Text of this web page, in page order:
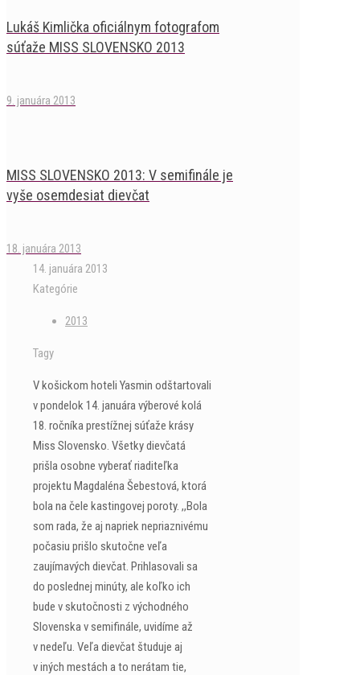
Lukáš Kimlička oficiálnym fotografom
súťaže MISS SLOVENSKO 2013
9. januára 2013
MISS SLOVENSKO 2013: V semifinále je
vyše osemdesiat dievčat
18. januára 2013
14. januára 2013
Kategórie
2013
Tagy
V košickom hoteli Yasmin odštartovali
v pondelok 14. januára výberové kolá
18. ročníka prestížnej súťaže krásy
Miss Slovensko. Všetky dievčatá
prišla osobne vyberať riaditeľka
projektu Magdaléna Šebestová, ktorá
bola na čele kastingovej poroty. ,,Bola
som rada, že aj napriek nepriaznivému
počasiu prišlo skutočne veľa
zaujímavých dievčat. Prihlasovali sa
do poslednej minúty, ale koľko ich
bude v skutočnosti z východného
Slovenska v semifinále, uvidíme až
v nedeľu. Veľa dievčat študuje aj
v iných mestách a to nerátam tie,